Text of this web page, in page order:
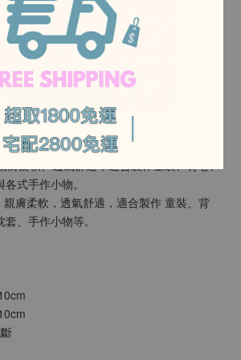
-
-
Tweet
幾何構成迷彩效果，保留經典迷彩的遮掩
綴。灰黃像城市反光，綠橘如山林呼吸，
膚柔軟、透氣舒適，適合製作童裝、背心、
式手作小物。
膚柔軟，透氣舒適，適合製作 童裝、背
、手作小物等。